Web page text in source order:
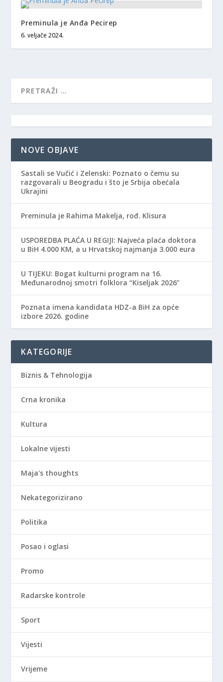
Preminula je Anđa Pecirep
6. veljače 2024.
NOVE OBJAVE
Sastali se Vučić i Zelenski: Poznato o čemu su
razgovarali u Beogradu i što je Srbija obećala
Ukrajini
Preminula je Rahima Makelja, rođ. Klisura
USPOREDBA PLAĆA U REGIJI: Najveća plaća doktora
u BiH 4.000 KM, a u Hrvatskoj najmanja 3.000 eura
​U TIJEKU: Bogat kulturni program na 16.
Međunarodnoj smotri folklora “Kiseljak 2026”
Poznata imena kandidata HDZ-a BiH za opće
izbore 2026. godine
KATEGORIJE
Biznis & Tehnologija
Crna kronika
Kultura
Lokalne vijesti
Maja's thoughts
Nekategorizirano
Politika
Posao i oglasi
Promo
Radarske kontrole
Sport
Vijesti
Vrijeme